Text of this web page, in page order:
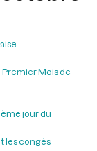
Premier Mois de
jour du
les congés